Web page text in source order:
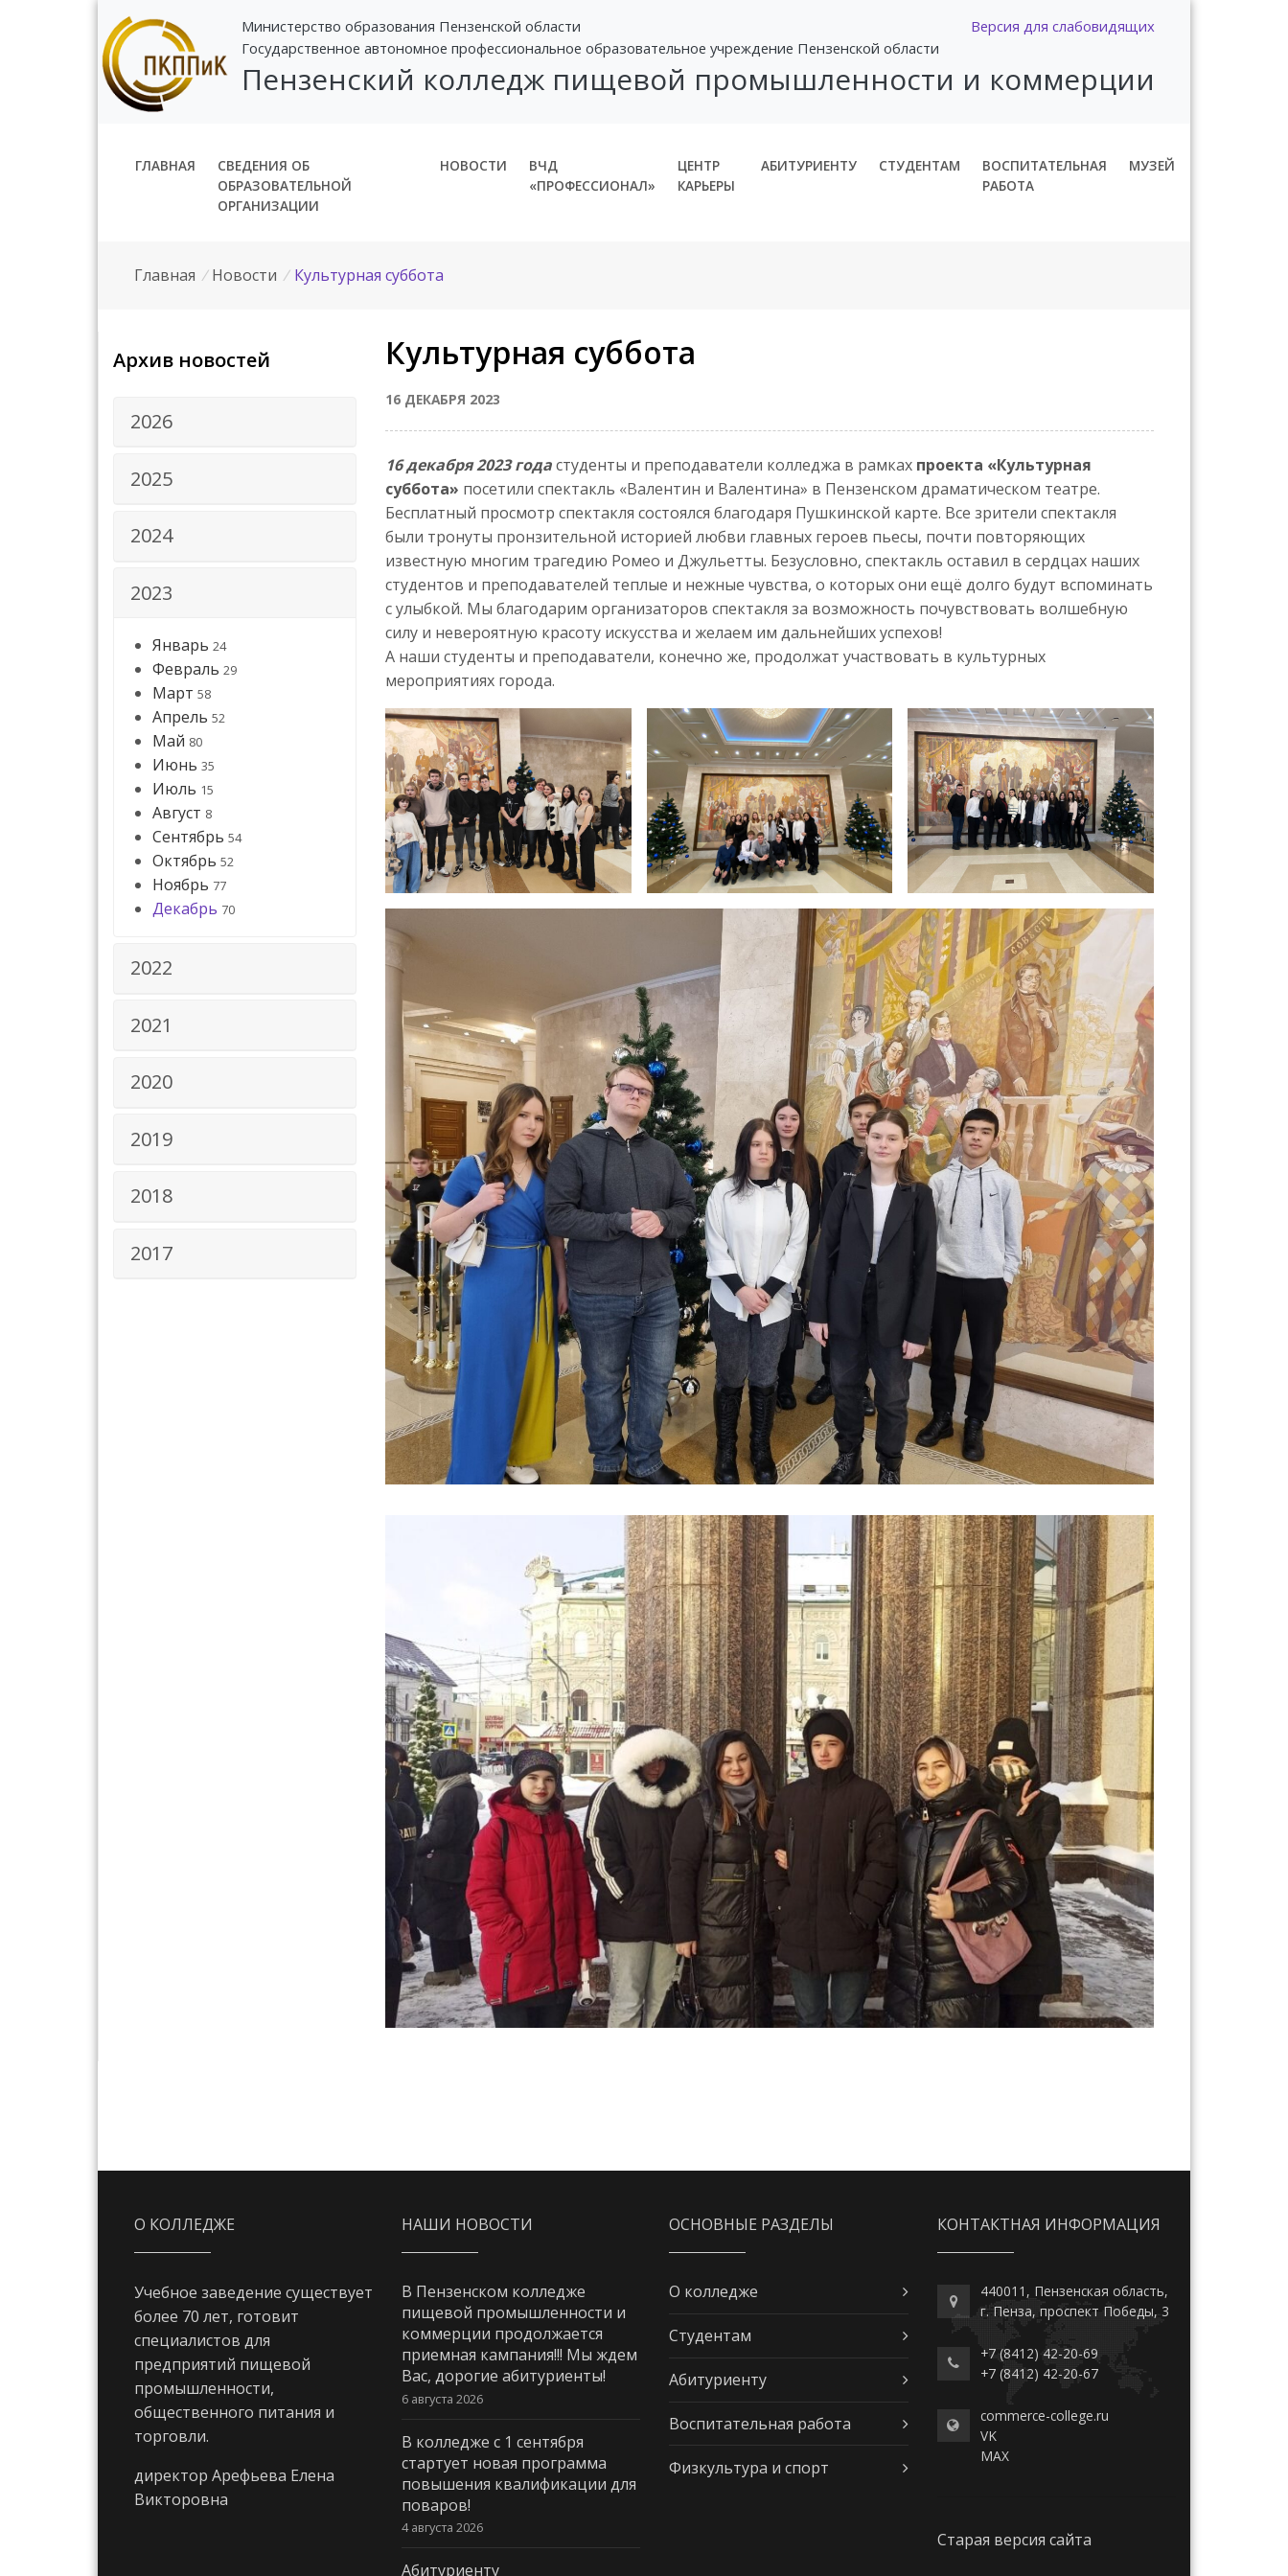
Версия для слабовидящих
Министерство образования Пензенской области
Государственное автономное профессиональное образовательное учреждение Пензенской области
Пензенский колледж пищевой промышленности и коммерции
ГЛАВНАЯ
СВЕДЕНИЯ ОБ
ОБРАЗОВАТЕЛЬНОЙ
ОРГАНИЗАЦИИ
НОВОСТИ
ВЧД
«ПРОФЕССИОНАЛ»
ЦЕНТР
КАРЬЕРЫ
АБИТУРИЕНТУ СТУДЕНТАМ
ВОСПИТАТЕЛЬНАЯ
РАБОТА
МУЗЕЙ
Главная / Новости / Культурная суббота
Архив новостей
2026
2025
2024
2023
Январь 24
Февраль 29
Март 58
Апрель 52
Май 80
Июнь 35
Июль 15
Август 8
Сентябрь 54
Октябрь 52
Ноябрь 77
Декабрь 70
2022
2021
2020
2019
2018
2017
Культурная суббота
16 ДЕКАБРЯ 2023
16 декабря 2023 годастуденты и преподаватели колледжа в рамках проекта «Культурная
суббота» посетили спектакль «Валентин и Валентина» в Пензенском драматическом театре.
Бесплатный просмотр спектакля состоялся благодаря Пушкинской карте. Все зрители спектакля
были тронуты пронзительной историей любви главных героев пьесы, почти повторяющих
известную многим трагедию Ромео и Джульетты. Безусловно, спектакль оставил в сердцах наших
студентов и преподавателей теплые и нежные чувства, о которых они ещё долго будут вспоминать
с улыбкой. Мы благодарим организаторов спектакля за возможность почувствовать волшебную
силу и невероятную красоту искусства и желаем им дальнейших успехов!
А наши студенты и преподаватели, конечно же, продолжат участвовать в культурных
мероприятиях города.
О КОЛЛЕДЖЕ
Учебное заведение существует
более 70 лет, готовит
специалистов для
предприятий пищевой
промышленности,
общественного питания и
торговли.
директор Арефьева Елена
Викторовна
НАШИ НОВОСТИ
В Пензенском колледже
пищевой промышленности и
коммерции продолжается
приемная кампания!!! Мы ждем
Вас, дорогие абитуриенты!
6 августа 2026
В колледже с 1 сентября
стартует новая программа
повышения квалификации для
поваров!
4 августа 2026
Абитуриенту
ОСНОВНЫЕ РАЗДЕЛЫ
О колледже
Студентам
Абитуриенту
Воспитательная работа
Физкультура и спорт
КОНТАКТНАЯ ИНФОРМАЦИЯ
440011, Пензенская область,
г. Пенза, проспект Победы, 3
+7 (8412) 42-20-69
+7 (8412) 42-20-67
commerce-college.ru
VK
MAX
Старая версия сайта